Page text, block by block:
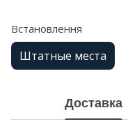
Встановлення
Штатные места
Доставка